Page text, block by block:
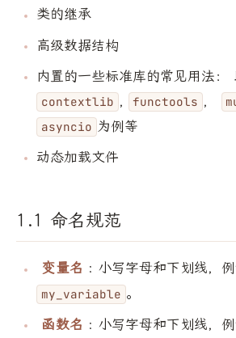
类的继承
高级数据结构
内置的一些标准库的常见用法：
contextlib , functools ，
asyncio 为例等
动态加载文件
1.1 命名规范
变量名 : 小写字母和下划线，
my_variable 。
函数名 : 小写字母和下划线，